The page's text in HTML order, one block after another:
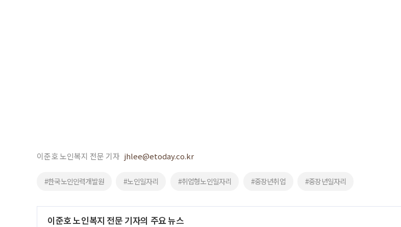
이준호 노인복지 전문 기자 jhlee@etoday.co.kr
#한국노인인력개발원 #노인일자리 #취업형노인일자리 #중장년취업 #중장년일자리
이준호 노인복지 전문 기자의 주요 뉴스